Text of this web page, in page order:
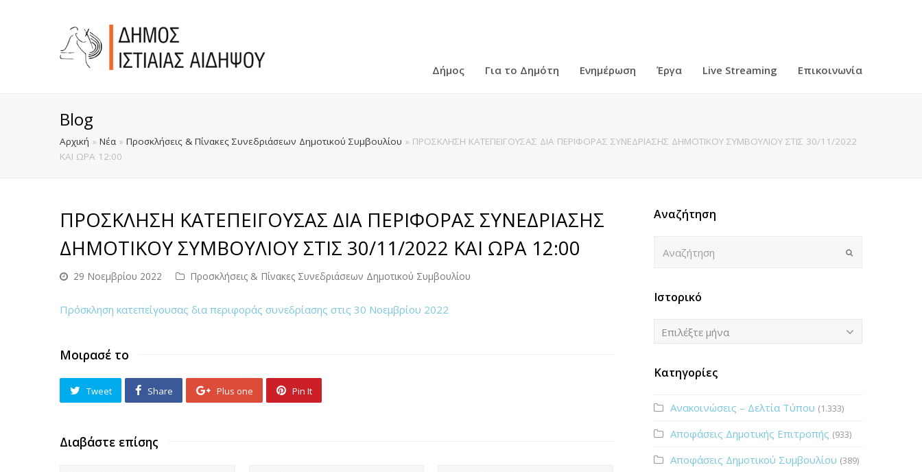
Δήμος Για το Δημότη Ενημέρωση Έργα Live Streaming Επικοινωνία
Blog
Αρχική » Νέα » Προσκλήσεις & Πίνακες Συνεδριάσεων Δημοτικού Συμβουλίου » ΠΡΟΣΚΛΗΣΗ ΚΑΤΕΠΕΙΓΟΥΣΑΣ ΔΙΑ ΠΕΡΙΦΟΡΑΣ ΣΥΝΕΔΡΙΑΣΗΣ ΔΗΜΟΤΙΚΟΥ ΣΥΜΒΟΥΛΙΟΥ ΣΤΙΣ 30/11/2022
ΚΑΙ ΩΡΑ 12:00
ΠΡΟΣΚΛΗΣΗ ΚΑΤΕΠΕΙΓΟΥΣΑΣ ΔΙΑ ΠΕΡΙΦΟΡΑΣ ΣΥΝΕΔΡΙΑΣΗΣ
ΔΗΜΟΤΙΚΟΥ ΣΥΜΒΟΥΛΙΟΥ ΣΤΙΣ 30/11/2022 ΚΑΙ ΩΡΑ 12:00
29 Νοεμβρίου 2022 Προσκλήσεις & Πίνακες Συνεδριάσεων Δημοτικού Συμβουλίου
Πρόσκληση κατεπείγουσας δια περιφοράς συνεδρίασης στις 30 Νοεμβρίου 2022
Μοιρασέ το
Tweet Share Plus one Pin It
Διαβάστε επίσης
Αναζήτηση
Ιστορικό
Ιστορικό
Επιλέξτε μήνα
Κατηγορίες
Ανακοινώσεις – Δελτία Τύπου (1.333)
Αποφάσεις Δημοτικής Επιτροπής (933)
Αποφάσεις Δημοτικού Συμβουλίου (389)